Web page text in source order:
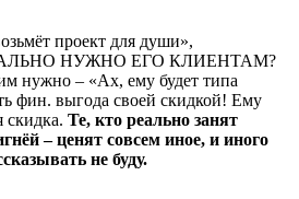
проект для души»,
НУЖНО ЕГО КЛИЕНТАМ?
нужно – «Ах, ему будет типа
фин. выгода своей скидкой! Ему
скидка. Те, кто реально занят
– ценят совсем иное, и иного
не буду.